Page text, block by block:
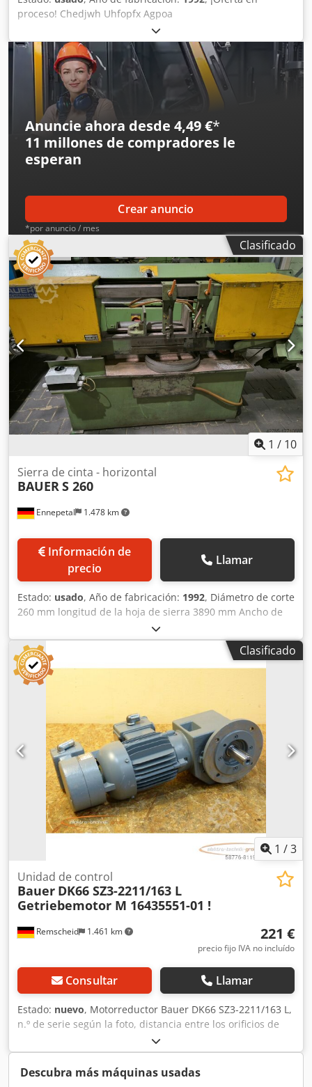
proceso! Chedjwh Uhfopfx Agpoa
Anuncie ahora desde 4,49 €*
11 millones de compradores le
esperan
Crear anuncio
*por anuncio / mes
Clasificado
1 / 10
Ennepetal 1.478 km
Sierra de cinta - horizontal
BAUERS 260
Información de
precio
Llamar
Estado: usado, Año de fabricación: 1992, Diámetro de corte
260 mm longitud de la hoja de sierra 3890 mm Ancho de
corte 340 mm Velocidad de corte Variable continua m/min
Chodeu Rt Hdspfx Agpja Requerimiento total de potencia
2,4 kW Peso de la máquina aprox. 1,5 t Requerimientos de
espacio aprox. 2,5 x 1,4 x 2,0 m Las mordazas de sujeción
del tornillo de banco se pueden ajustar para cortar en
Clasificado
1 /3
Remscheid 1.461 km
Unidad de control
Bauer DK66 SZ3-2211/163 L
Getriebemotor M 16435551-01 !
221 €
precio fijo IVA no incluído
Consultar Llamar
Estado: nuevo, Motorreductor Bauer DK66 SZ3-2211/163 L,
n.º de serie según la foto, distancia entre los orificios de
fijación: 91 x 91 mm, diámetro del eje de transmisión: 25
mm, sin usar, con signos de almacenamiento,
funcionamiento 100 %, el alcance del suministro se indica
en las fotos. Csdpfxei D E Dcs Agpeha
Descubra más máquinas usadas